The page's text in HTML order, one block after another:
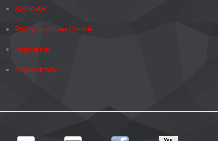
Kable AV
Polityka plików Cookie
Regulamin
Mapa strony